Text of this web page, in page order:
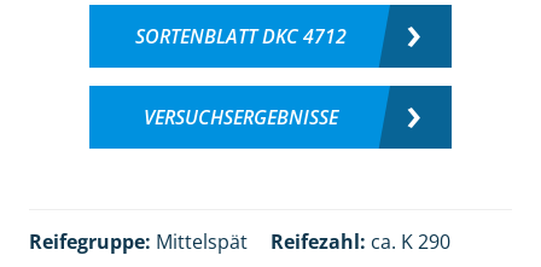
SORTENBLATT DKC 4712
VERSUCHSERGEBNISSE
Reifegruppe: Mittelspät Reifezahl: ca. K 290